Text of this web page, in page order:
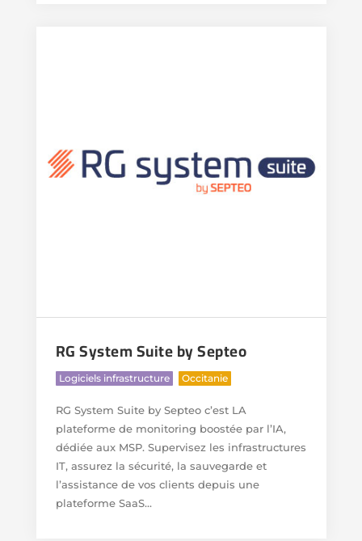
RG System Suite by Septeo
Logiciels infrastructure Occitanie
RG System Suite by Septeo c’est LA
plateforme de monitoring boostée par l’IA,
dédiée aux MSP. Supervisez les infrastructures
IT, assurez la sécurité, la sauvegarde et
l’assistance de vos clients depuis une
plateforme SaaS...